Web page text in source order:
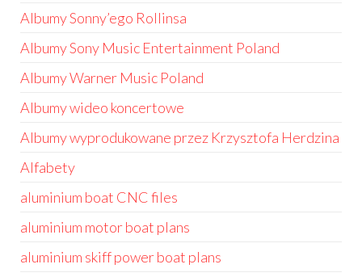
Albumy Sonny’ego Rollinsa
Albumy Sony Music Entertainment Poland
Albumy Warner Music Poland
Albumy wideo koncertowe
Albumy wyprodukowane przez Krzysztofa Herdzina
Alfabety
aluminium boat CNC files
aluminium motor boat plans
aluminium skiff power boat plans